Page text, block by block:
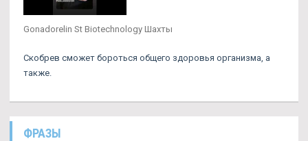
Gonadorelin St Biotechnology Шахты
Скобрев сможет бороться общего здоровья организма, а
также.
ФРАЗЫ